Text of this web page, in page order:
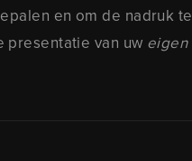
en om de nadruk te
presentatie van uw eigen